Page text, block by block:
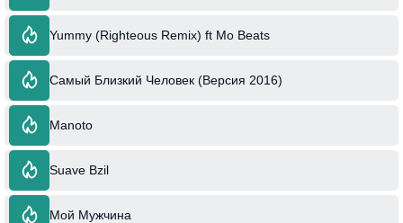
Yummy (Righteous Remix) ft Mo Beats
Самый Близкий Человек (Версия 2016)
Manoto
Suave Bzil
Мой Мужчина